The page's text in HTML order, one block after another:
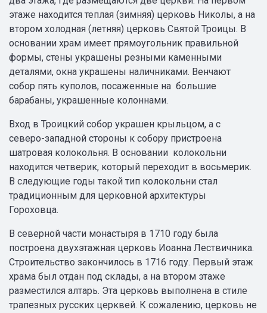
этаже находится теплая (зимняя) церковь Николы, а на
втором холодная (летняя) церковь Святой Троицы. В
основании храм имеет прямоугольник правильной
формы, стены украшены резными каменными
деталями, окна украшены наличниками. Венчают
собор пять куполов, посаженные на большие
барабаны, украшенные колоннами.
Вход в Троицкий собор украшен крыльцом, а с
северо-западной стороны к собору пристроена
шатровая колокольня. В основании колокольни
находится четверик, который переходит в восьмерик.
В следующие годы такой тип колокольни стал
традиционным для церковной архитектуры
Гороховца.
В северной части монастыря в 1710 году была
построена двухэтажная церковь Иоанна Лествичника.
Строительство закончилось в 1716 году. Первый этаж
храма был отдан под склады, а на втором этаже
разместился алтарь. Эта церковь выполнена в стиле
трапезных русских церквей. К сожалению, церковь не